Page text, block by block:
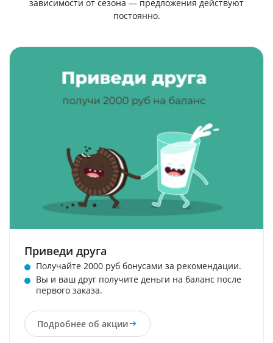
зависимости от сезона — предложения действуют
постоянно.
Приведи друга
Получайте 2000 руб бонусами за рекомендации.
Вы и ваш друг получите деньги на баланс после
первого заказа.
Подробнее об акции